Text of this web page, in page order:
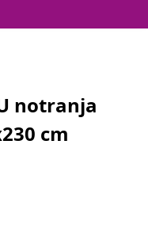
notranja
cm